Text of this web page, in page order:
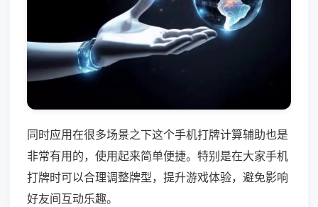
同时应用在很多场景之下这个手机打牌计算辅助也是
非常有用的，使用起来简单便捷。特别是在大家手机
打牌时可以合理调整牌型，提升游戏体验，避免影响
好友间互动乐趣。